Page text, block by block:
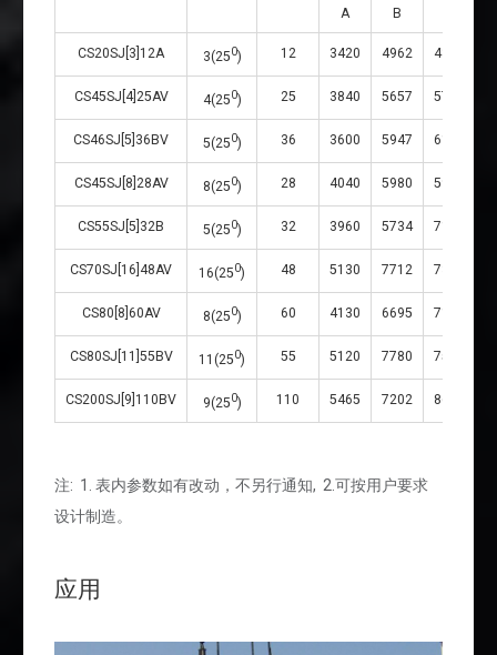
A B
CS20SJ[3]12A 3(250) 12 3420 4962 4326
CS45SJ[4]25AV 4(250) 25 3840 5657 5748
CS46SJ[5]36BV 5(250) 36 3600 5947 6164
CS45SJ[8]28AV 8(250) 28 4040 5980 5937
CS55SJ[5]32B 5(250) 32 3960 5734 7194
CS70SJ[16]48AV 16(250) 48 5130 7712 7359
CS80[8]60AV 8(250) 60 4130 6695 7189
CS80SJ[11]55BV 11(250) 55 5120 7780 7553
CS200SJ[9]110BV 9(250) 110 5465 7202 8666
注: 1. 表内参数如有改动，不另行通知, 2.可按用户要求
设计制造。
应用